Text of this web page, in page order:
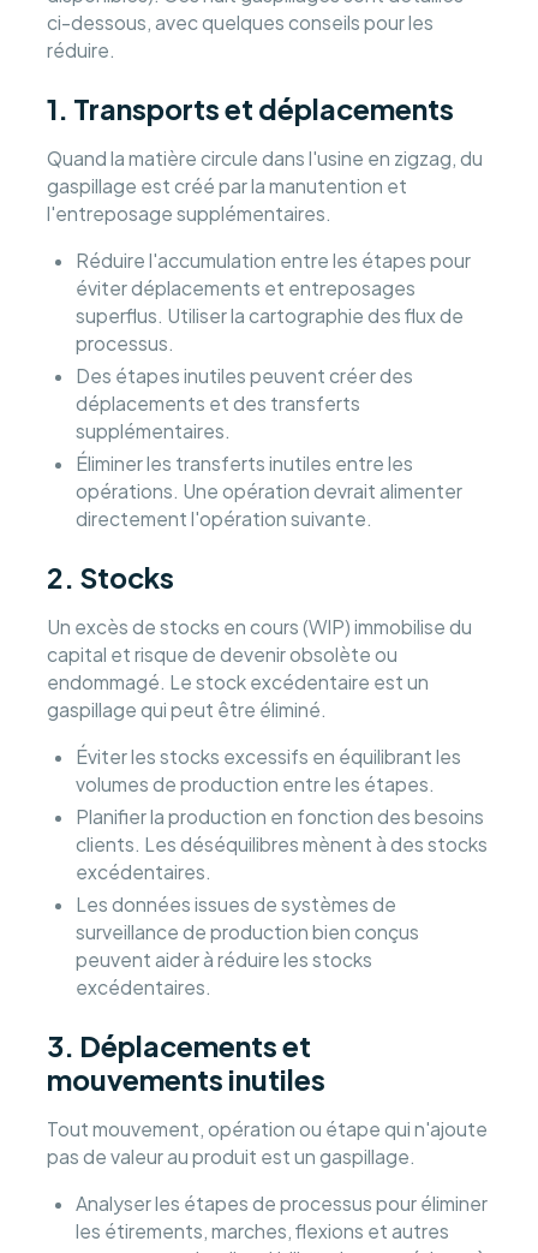
ci-dessous, avec quelques conseils pour les
réduire.
1. Transports et déplacements
Quand la matière circule dans l'usine en zigzag, du
gaspillage est créé par la manutention et
l'entreposage supplémentaires.
Réduire l'accumulation entre les étapes pour
éviter déplacements et entreposages
superflus. Utiliser la cartographie des flux de
processus.
Des étapes inutiles peuvent créer des
déplacements et des transferts
supplémentaires.
Éliminer les transferts inutiles entre les
opérations. Une opération devrait alimenter
directement l'opération suivante.
2. Stocks
Un excès de stocks en cours (WIP) immobilise du
capital et risque de devenir obsolète ou
endommagé. Le stock excédentaire est un
gaspillage qui peut être éliminé.
Éviter les stocks excessifs en équilibrant les
volumes de production entre les étapes.
Planifier la production en fonction des besoins
clients. Les déséquilibres mènent à des stocks
excédentaires.
Les données issues de systèmes de
surveillance de production bien conçus
peuvent aider à réduire les stocks
excédentaires.
3. Déplacements et
mouvements inutiles
Tout mouvement, opération ou étape qui n'ajoute
pas de valeur au produit est un gaspillage.
Analyser les étapes de processus pour éliminer
les étirements, marches, flexions et autres